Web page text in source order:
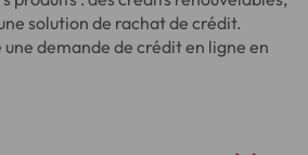
solution de rachat de crédit.
demande de crédit en ligne en